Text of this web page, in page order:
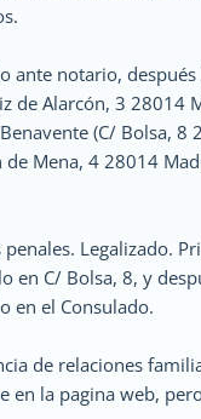
ante notario,
de Alarcón, 3 28014
(C/ Bolsa,
de Mena, 4 28014
Legalizado.
en C/ Bolsa, 8, y
en el Consulado.
de relaciones
en la pagina web,